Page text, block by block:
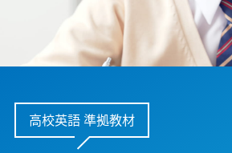
高校英語 準拠教材